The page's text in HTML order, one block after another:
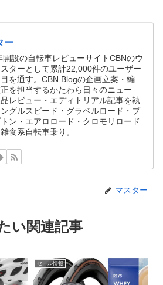
ー
開設の自転車レビューサイトCBNのウ
スターとして累計22,000件のユーザー
を通す。CBN Blogの企画立案・編
を担当するかたわら日々のニュー
レビュー・エディトリアル記事を執
グルスピード・グラベルロード・ブ
ン・エアロロード・クロモリロード
食系自転車乗り。
マスター
い関連記事
セール情報